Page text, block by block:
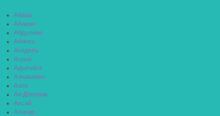
Абаза
Абакан
Абдулино
Абинск
Агидель
Агрыз
Адыгейск
Азнакаево
Азов
Ак-Довурак
Аксай
Алагир